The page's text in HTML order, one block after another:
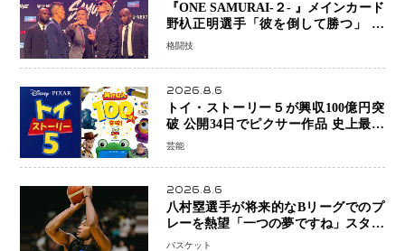
『ONE SAMURAI-２- 』メインカード
野杁正明選手「彼を倒して勝つ」 リ
ウ・メンヤンとの因縁に決着へ 再起
初戦
格闘技
2026.8.6
トイ・ストーリー５が興収100億円突
破 公開34日でピクサー作品 史上最速
日本歴代シリーズ最高更新も目前
芸能
2026.8.6
八村塁選手が将来的なBリーグでのプ
レーを熱望「一つの夢ですね」スター
帰還がリーグ価値を押し上げる可能性
バスケット